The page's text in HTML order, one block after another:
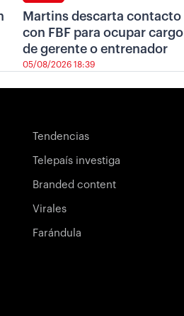
Martins descarta contacto
con FBF para ocupar cargo
de gerente o entrenador
05/08/2026 18:39
Tendencias
Telepaís investiga
Branded content
Virales
Farándula